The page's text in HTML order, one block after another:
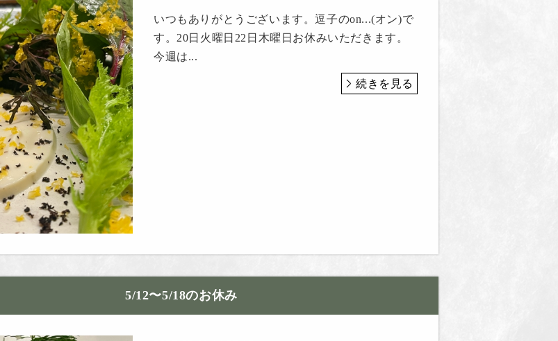
いつもありがとうございます。逗子のon...(オン)で
す。20日火曜日22日木曜日お休みいただきます。
今週は...
続きを見る
5/12〜5/18のお休み